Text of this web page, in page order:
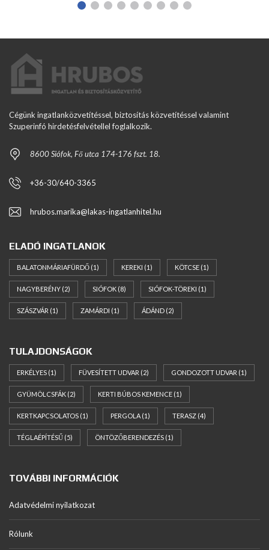
Cégünk ingatlanközvetítéssel, biztosítás közvetítéssel valamint
Szuperinfó hirdetésfelvétellel foglalkozik.
8600 Siófok, Fő utca 174-176 fszt. 18.
+36-30/640-3365
hrubos.marika@lakas-ingatlanhitel.hu
ELADÓ INGATLANOK
BALATONMÁRIAFÜRDŐ (1) KEREKI (1) KÖTCSE (1)
NAGYBERÉNY (2) SIÓFOK (8) SIÓFOK-TÖREKI (1)
SZÁSZVÁR (1) ZAMÁRDI (1) ÁDÁND (2)
TULAJDONSÁGOK
ERKÉLYES (1) FÜVESÍTETT UDVAR (2) GONDOZOTT UDVAR (1)
GYÜMÖLCSFÁK (2) KERTI BÚBOS KEMENCE (1)
KERTKAPCSOLATOS (1) PERGOLA (1) TERASZ (4)
TÉGLAÉPÍTÉSŰ (5) ÖNTÖZŐBERENDEZÉS (1)
TOVÁBBI INFORMÁCIÓK
Adatvédelmi nyilatkozat
Rólunk